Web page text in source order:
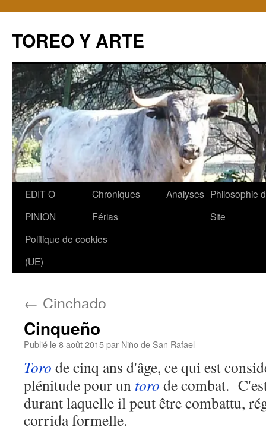
TOREO Y ARTE
Aller
contenu
EDIT O
PINION
Chroniques
Férias
Analyses Philosophie
Site
Politique de cookies
(UE)
← Cinchado
Cinqueño
Publié le8 août 2015par Niño de San Rafael
Toro de cinq ans d'âge, ce qui est
plénitude pour un toro de combat.
durant laquelle il peut être combattu,
corrida formelle.